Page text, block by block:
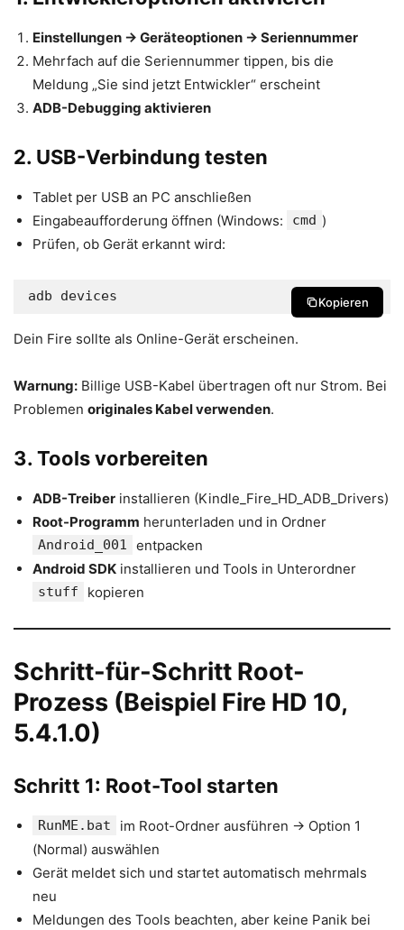
Einstellungen → Geräteoptionen → Seriennummer
Mehrfach auf die Seriennummer tippen, bis die
Meldung „Sie sind jetzt Entwickler“ erscheint
ADB-Debugging aktivieren
2. USB-Verbindung testen
Tablet per USB an PC anschließen
Eingabeaufforderung öffnen (Windows:
cmd )
Prüfen, ob Gerät erkannt wird:
adb devices Kopieren
Dein Fire sollte als Online-Gerät erscheinen.
Warnung: Billige USB-Kabel übertragen oft nur Strom. Bei
Problemen originales Kabel verwenden.
3. Tools vorbereiten
ADB-Treiber installieren (Kindle_Fire_HD_ADB_Drivers)
Root-Programm herunterladen und in Ordner
Android_001
entpacken
Android SDK installieren und Tools in Unterordner
stuff kopieren
Schritt-für-Schritt Root-
Prozess (Beispiel Fire HD 10,
5.4.1.0)
Schritt 1: Root-Tool starten
RunME.bat
im Root-Ordner ausführen → Option 1
(Normal) auswählen
Gerät meldet sich und startet automatisch mehrmals
neu
Meldungen des Tools beachten, aber keine Panik bei